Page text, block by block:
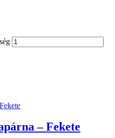
– Fekete